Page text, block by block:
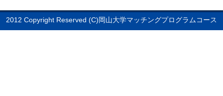
2012 Copyright Reserved (C)岡山大学マッチングプログラムコース